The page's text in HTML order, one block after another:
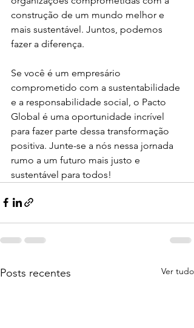
construção de um mundo melhor e
mais sustentável. Juntos, podemos
fazer a diferença.
Se você é um empresário
comprometido com a sustentabilidade
e a responsabilidade social, o Pacto
Global é uma oportunidade incrível
para fazer parte dessa transformação
positiva. Junte-se a nós nessa jornada
rumo a um futuro mais justo e
sustentável para todos!
Posts recentes Ver tudo